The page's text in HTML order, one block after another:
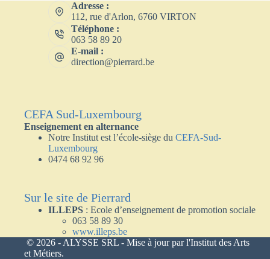
Adresse :
112, rue d'Arlon, 6760 VIRTON
Téléphone :
063 58 89 20
E-mail :
direction@pierrard.be
CEFA Sud-Luxembourg
Enseignement en alternance
Notre Institut est l’école-siège du CEFA-Sud-
Luxembourg
0474 68 92 96
Sur le site de Pierrard
ILLEPS : Ecole d’enseignement de promotion sociale
063 58 89 30
www.illeps.be
© 2026 - ALYSSE SRL - Mise à jour par l'Institut des Arts
et Métiers.